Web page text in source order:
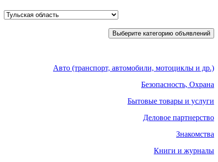
Выберите категорию объявлений
Авто (транспорт, автомобили, мотоциклы и др.)
Безопасность, Охрана
Бытовые товары и услуги
Деловое партнерство
Знакомства
Книги и журналы